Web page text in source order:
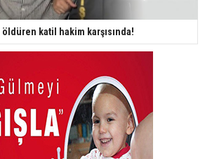
katil hakim karşısında!